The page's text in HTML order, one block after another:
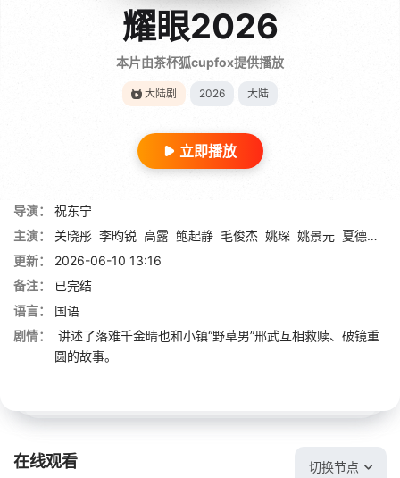
耀眼2026
本片由茶杯狐cupfox提供播放
大陆剧 2026 大陆
立即播放
导演：
祝东宁
主演：
关晓彤 李昀锐 高露 鲍起静 毛俊杰 姚琛 姚景元 夏德俊
更新：
2026-06-10 13:16
备注：
已完结
语言：
国语
剧情：
讲述了落难千金晴也和小镇“野草男”邢武互相救赎、破镜重
圆的故事。
在线观看 切换节点